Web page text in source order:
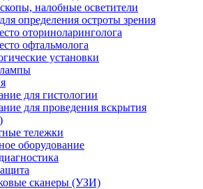
налобные осветители
определения остроты зрения
оториноларинголога
офтальмолога
установки
для гистологии
для проведения вскрытия
тележки
оборудование
сканеры (УЗИ)